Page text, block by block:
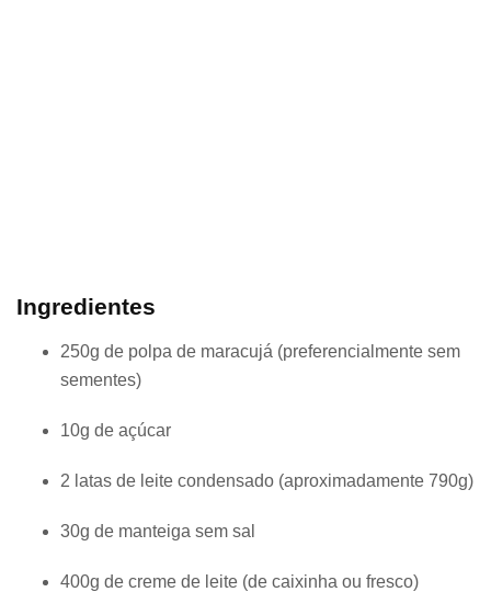
Ingredientes
250g de polpa de maracujá (preferencialmente sem
sementes)
10g de açúcar
2 latas de leite condensado (aproximadamente 790g)
30g de manteiga sem sal
400g de creme de leite (de caixinha ou fresco)